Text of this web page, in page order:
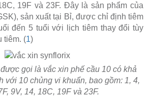
19F và 23F. Đây là sản phẩm của
sản xuất tại Bỉ, được chỉ định tiêm
đến 5 tuổi với lịch tiêm thay đổi tùy
tiêm. (1)
gọi là vắc xin phế cầu 10 có khả
với 10 chủng vi khuẩn, bao gồm: 1, 4,
9V, 14, 18C, 19F và 23F.